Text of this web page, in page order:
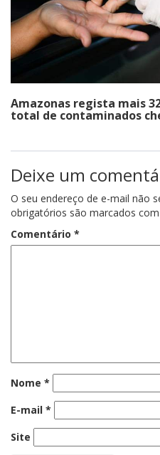
Amazonas regista mais
total de contaminados
Deixe um
O seu endereço de e-mail não
obrigatórios são marcados com
Comentário *
Nome *
E-mail *
Site